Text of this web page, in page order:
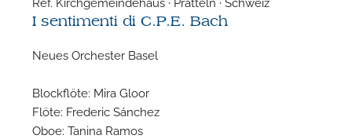
I sentimenti di C.P.E. Bach
Neues Orchester Basel
Blockflöte: Mira Gloor
Flöte: Frederic Sánchez
Oboe: Tanina Ramos